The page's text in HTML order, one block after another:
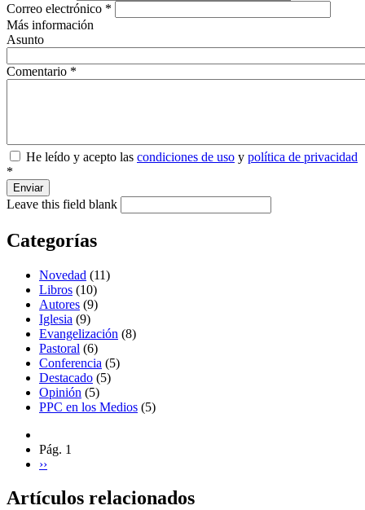
Correo electrónico *
Más información
Asunto
Comentario *
He leído y acepto las condiciones de uso y política de privacidad
*
Enviar
Leave this field blank
Categorías
Novedad (11)
Libros (10)
Autores (9)
Iglesia (9)
Evangelización (8)
Pastoral (6)
Conferencia (5)
Destacado (5)
Opinión (5)
PPC en los Medios (5)
Pág. 1
››
Artículos relacionados